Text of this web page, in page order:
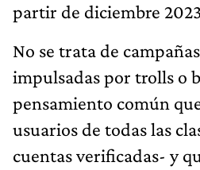
partir de diciembre
No se trata de
impulsadas por trolls o
pensamiento común
usuarios de todas las
cuentas verificadas- y